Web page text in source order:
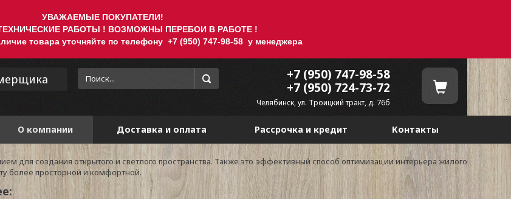
УВАЖАЕМЫЕ ПОКУПАТЕЛИ!
РАБОТЫ ! ВОЗМОЖНЫ ПЕРЕБОИ В РАБОТЕ !
товара уточняйте по телефону +7 (950) 747-98-58 у менеджера
+7 (950) 747-98-58
+7 (950) 724-73-72
Челябинск, ул. Троицкий тракт, д. 76б
О компании Доставка и оплата Рассрочка и кредит Контакты
для создания открытого и светлого пространства. Также это эффективный способ оптимизации интерьера жилого
более просторной и комфортной.